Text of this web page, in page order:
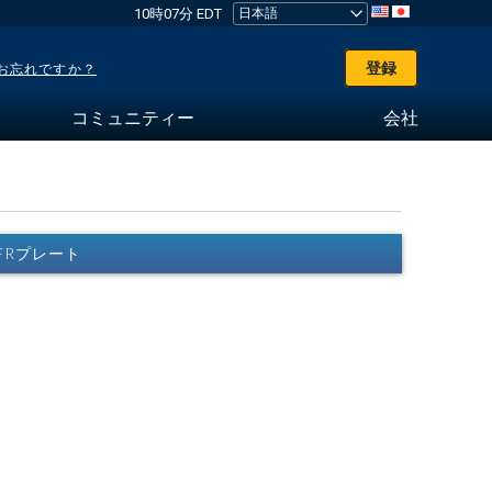
10時07分 EDT
忘れですか？ 登録
コミュニティー 会社
プレート